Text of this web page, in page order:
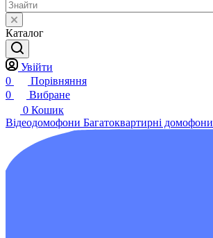
Каталог
Увійти
0
Порівняння
0
Вибране
0 Кошик
Відеодомофони Багатоквартирні домофони